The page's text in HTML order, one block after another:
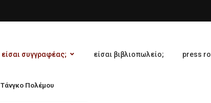
είσαι συγγραφέας; είσαι βιβλιοπωλείο; press
Τάνγκο Πολέμου